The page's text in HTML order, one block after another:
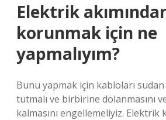
Elektrik
korunmak için ne
yapmalıyım?
Bunu yapmak için kabloları
tutmalı ve birbirine dolanmasını
kalmasını engellemeliyiz. Elektrik